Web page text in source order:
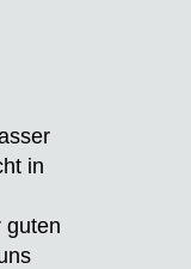
in
guten